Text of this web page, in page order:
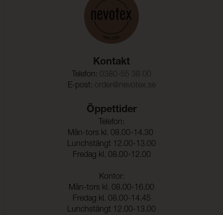
3,5 mm (ISO 13936-2)
3,3 mm (ISO 13936-2)
407,7 N (ISO 13934-1)
154,1 N (ISO 13937-3)
4-5 (ISO 105-E01)
Kontakt
Telefon: 0380-55 38 00
E-post: order@nevotex.se
Öppettider
Telefon:
Mån-tors kl. 08.00-14.30
Lunchstängt 12.00-13.00
Fredag kl. 08.00-12.00
Kontor:
Mån-tors kl. 08.00-16.00
Fredag kl. 08.00-14.45
Lunchstängt 12.00-13.00